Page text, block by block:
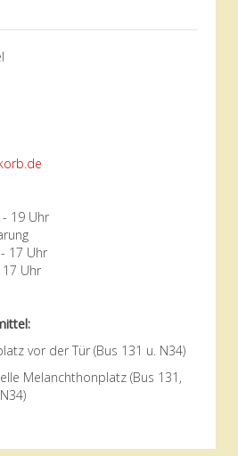
19 Uhr
17 Uhr
17 Uhr
vor der Tür (Bus 131 u. N34)
Melanchthonplatz (Bus 131,